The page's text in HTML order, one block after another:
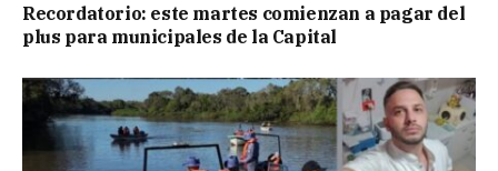
Recordatorio: este martes comienzan a pagar del
plus para municipales de la Capital